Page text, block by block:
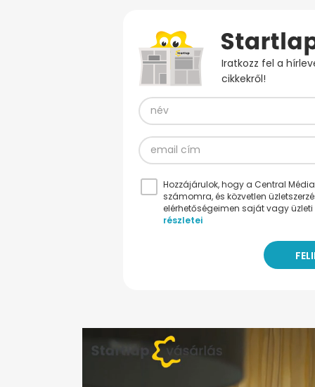
Iratkozz fel a
cikkekről!
Hozzájárulok, hogy a Central
számomra, és közvetlen
elérhetőségeimen saját vagy
részletei